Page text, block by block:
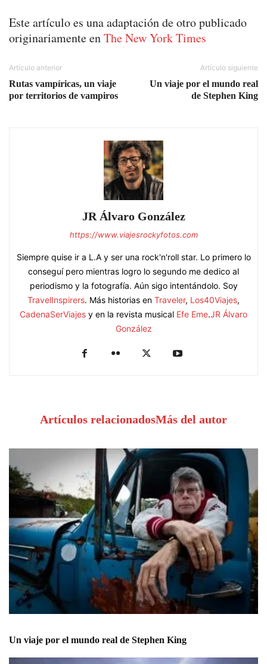
Este artículo es una adaptación de otro publicado
originariamente enThe New York Times
Artículo anterior
Rutas vampíricas, un viaje
por territorios de vampiros
Artículo siguiente
Un viaje por el mundo real
de Stephen King
JR Álvaro González
https://www.viajesrockyfotos.com
Siempre quise ir a L.A y ser una rock'n'roll star. Lo primero lo
conseguí pero mientras logro lo segundo me dedico al
periodismo y la fotografía. Aún sigo intentándolo. Soy
TravelInspirers. Más historias en Traveler, Los40Viajes,
CadenaSerViajes y en la revista musical Efe Eme.JR Álvaro
González
Artículos relacionadosMás del autor
Un viaje por el mundo real de Stephen King